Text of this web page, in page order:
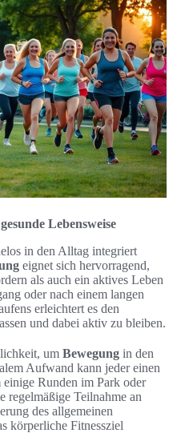
Lebensweise
in den Alltag integriert
eignet sich hervorragend,
als auch ein aktives Leben
oder nach einem langen
erleichtert es den
und dabei aktiv zu bleiben.
um Bewegung in den
Aufwand kann jeder einen
Runden im Park oder
regelmäßige Teilnahme an
des allgemeinen
körperliche Fitnessziel